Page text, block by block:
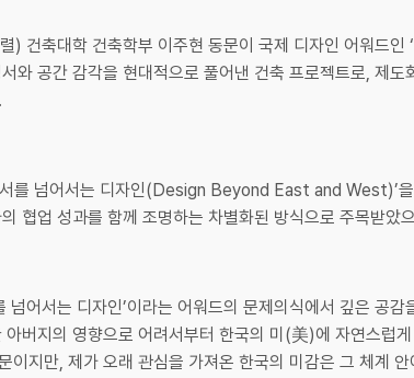
) 건축대학 건축학부 이주현 동문이 국제 디자인 어워
와 공간 감각을 현대적으로 풀어낸 건축 프로젝트로, 제
를 넘어서는 디자인(Design Beyond East and West)’
협업 성과를 함께 조명하는 차별화된 방식으로 주목받
넘어서는 디자인’이라는 어워드의 문제의식에서 깊은
버지의 영향으로 어려서부터 한국의 미(美)에 자연스럽
이지만, 제가 오래 관심을 가져온 한국의 미감은 그 체계